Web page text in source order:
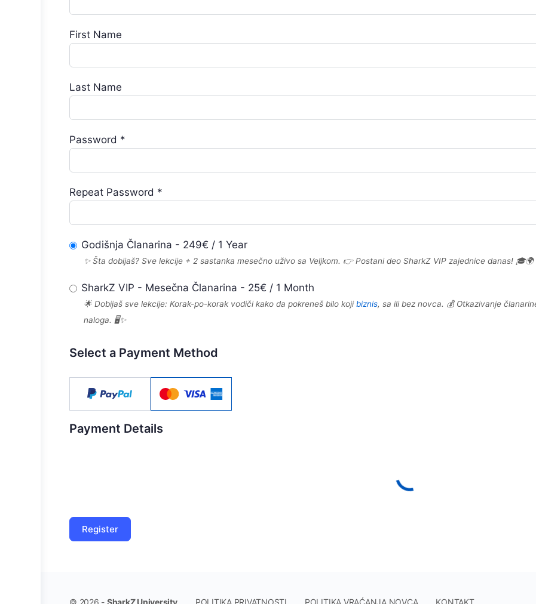
First Name
Last Name
Password *
Repeat Password *
Godišnja Članarina - 249€ / 1 Year
✨ Šta dobijaš? Sve lekcije + 2 sastanka mesečno uživo sa Veljkom. 👉 Postani deo SharkZ VIP zajednice danas! 🎓🌍
SharkZ VIP - Mesečna Članarina - 25€ / 1 Month
🌟 Dobijaš sve lekcije: Korak-po-korak vodiči kako da pokreneš bilo kojibiznis, sa ili bez novca. 💰 Otkazivanje
naloga. 🖥️✨
Select a Payment Method
Payment Details
© 2026 - SharkZ University POLITIKA PRIVATNOSTI POLITIKA VRAĆANJA NOVCA KONTAKT